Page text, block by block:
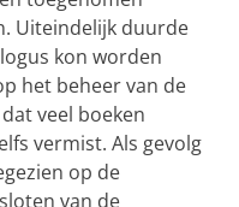
Uiteindelijk duurde
kon worden
het beheer van de
veel boeken
vermist. Als gevolg
op de
van de